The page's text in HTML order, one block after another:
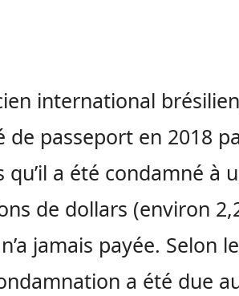
international
de passeport en 2018
qu’il a été condamné à
de dollars (environ
n’a jamais payée. Selon
a été due